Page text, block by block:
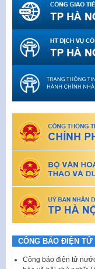
CÔNG BÁO ĐIỆN TỬ
Công báo điện tử